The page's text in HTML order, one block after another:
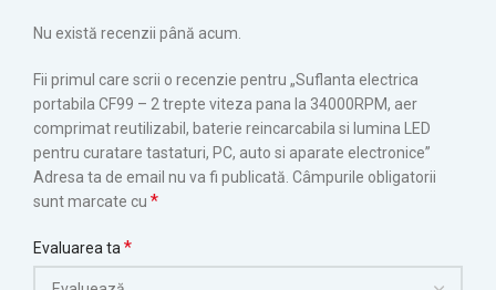
Nu există recenzii până acum.
Fii primul care scrii o recenzie pentru „Suflanta electrica
portabila CF99 – 2 trepte viteza pana la 34000RPM, aer
comprimat reutilizabil, baterie reincarcabila si lumina LED
pentru curatare tastaturi, PC, auto si aparate electronice”
Adresa ta de email nu va fi publicată. Câmpurile obligatorii
sunt marcate cu *
Evaluarea ta *